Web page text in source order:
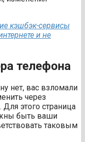
кэшбэк-сервисы
и не
телефона
нет, вас взломали
через
. Для этого страница
быть ваши
таковым